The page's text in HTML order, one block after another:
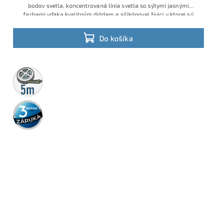
Do košíka
bodov svetla, koncentrovaná línia svetla so sýtymi jasnými
farbami vďaka kvalitným diódam a silikónovej živici v ktorej sú
ideálne riešenie pre moderné interiérové osvetlenie s dlhou
životnosťou.
5m
rolka
3 roky
záruka